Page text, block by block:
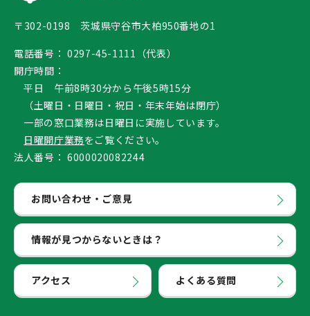
〒302-0198 茨城県守谷市大柏950番地の1
電話番号： 0297-45-1111（代表）
開庁時間：
平日 午前8時30分から午後5時15分
（土曜日・日曜日・祝日・年末年始は閉庁）
一部の窓口業務は日曜日に実施しています。
日曜開庁業務をご覧ください。
法人番号： 6000020082244
お問い合わせ・ご意見
情報が見つからないときは？
アクセス よくある質問